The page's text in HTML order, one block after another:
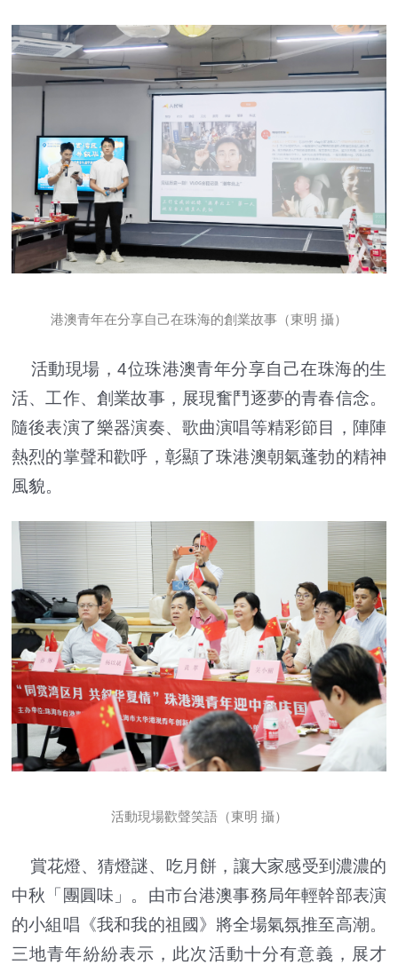
港澳青年在分享自己在珠海的創業故事（東明 攝）
活動現場，4位珠港澳青年分享自己在珠海的生
活、工作、創業故事，展現奮鬥逐夢的青春信念。
隨後表演了樂器演奏、歌曲演唱等精彩節目，陣陣
熱烈的掌聲和歡呼，彰顯了珠港澳朝氣蓬勃的精神
風貌。
活動現場歡聲笑語（東明 攝）
賞花燈、猜燈謎、吃月餅，讓大家感受到濃濃的
中秋「團圓味」。由市台港澳事務局年輕幹部表演
的小組唱《我和我的祖國》將全場氣氛推至高潮。
三地青年紛紛表示，此次活動十分有意義，展才